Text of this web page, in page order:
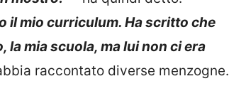
il mio curriculum. Ha scritto che
mia scuola, ma lui non ci era
raccontato diverse menzogne.